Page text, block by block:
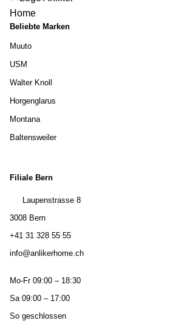
Beliebte Marken
Muuto
USM
Walter Knoll
Horgenglarus
Montana
Baltensweiler
Filiale Bern
Laupenstrasse 8
3008 Bern
+41 31 328 55 55
info@anlikerhome.ch
Mo-Fr 09:00 – 18:30
Sa 09:00 – 17:00
So geschlossen